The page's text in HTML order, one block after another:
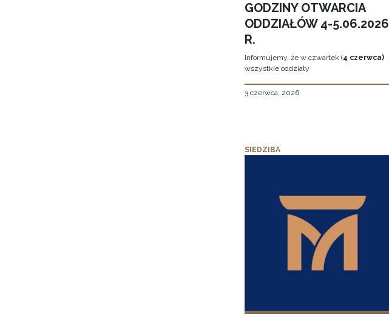
GODZINY OTWARCIA
ODDZIAŁÓW 4-5.06.2026
R.
Informujemy, że w czwartek (4 czerwca)
wszystkie oddziały
3 czerwca, 2026
SIEDZIBA